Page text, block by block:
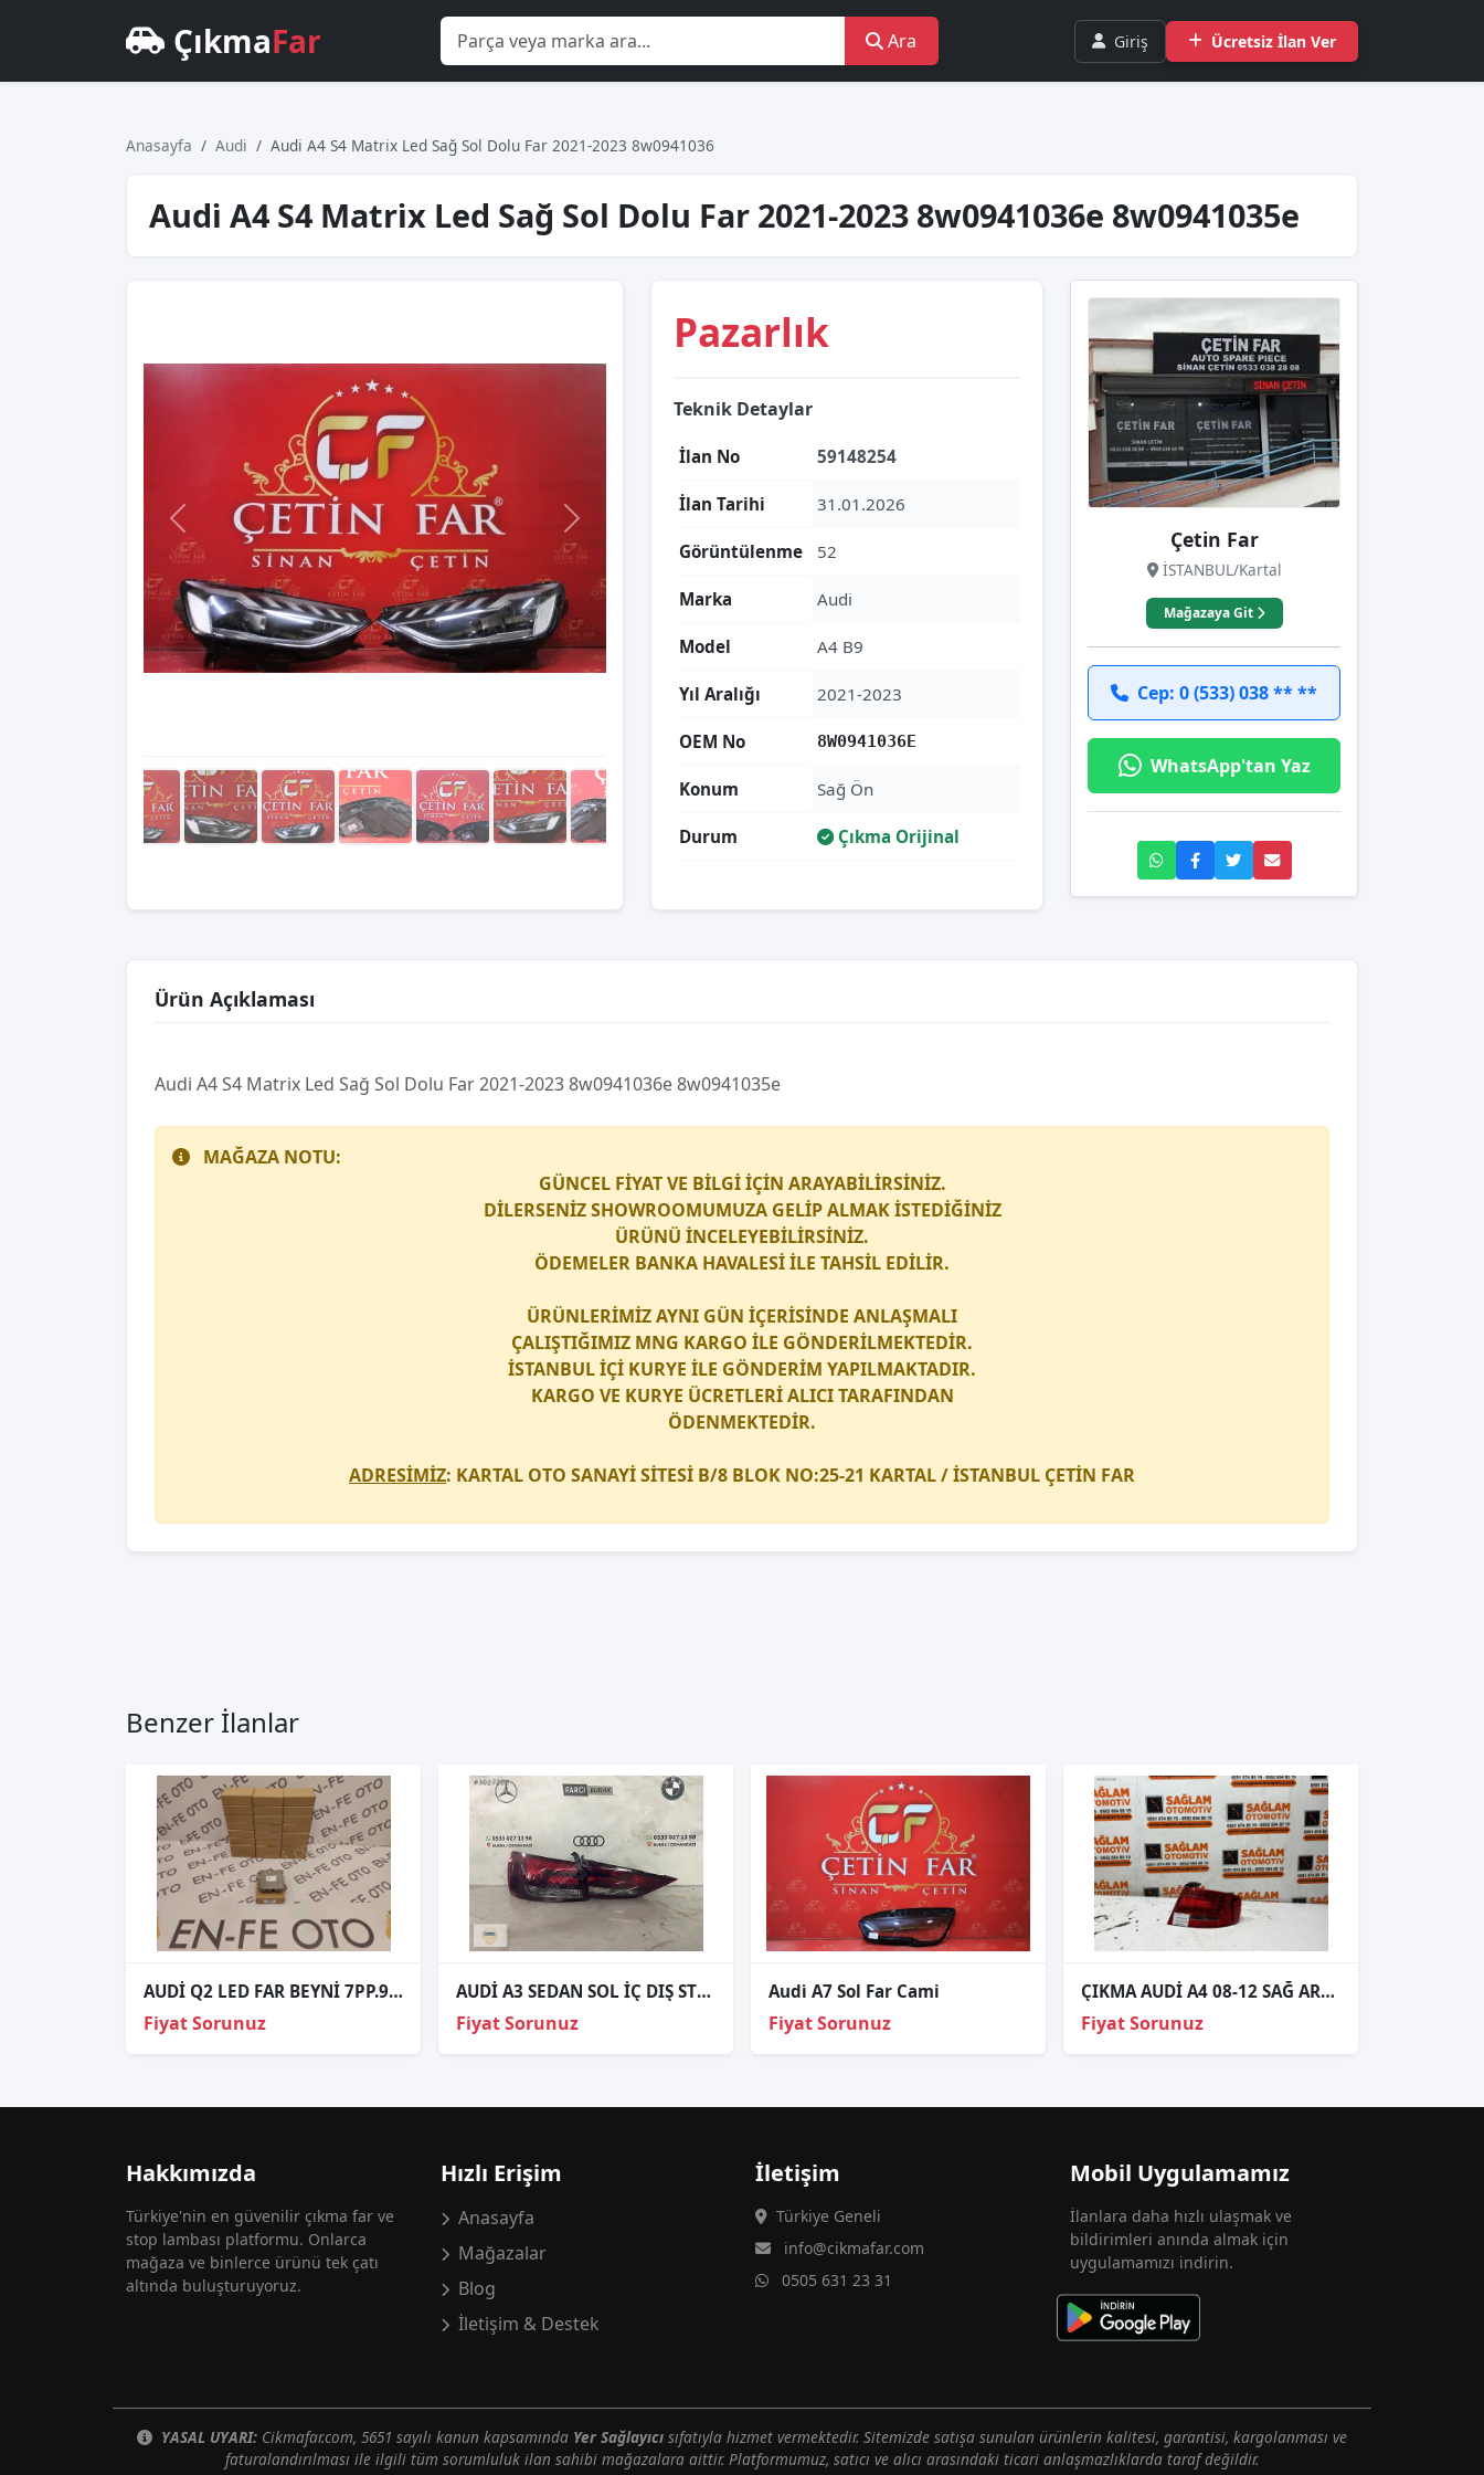
ÇıkmaFar Ara Giriş Ücretsiz İlan Ver
Anasayfa Audi Audi̇ A4 S4 Matri̇x Led Sağ Sol Dolu Far 2021-2023 8w0941036
Audi̇ A4 S4 Matri̇x Led Sağ Sol Dolu Far 2021-2023 8w0941036e 8w0941035e
Pazarlık
Teknik Detaylar
İlan No 59148254
İlan Tarihi 31.01.2026
Görüntülenme 52
Marka Audi
Model A4 B9
Yıl Aralığı 2021-2023
OEM No 8W0941036E
Konum Sağ Ön
Durum Çıkma Orijinal
Çetin Far
İSTANBUL/Kartal
Mağazaya Git
Cep: 0 (533) 038 ** **
WhatsApp'tan Yaz
Ürün Açıklaması
Audi̇ A4 S4 Matri̇x Led Sağ Sol Dolu Far 2021-2023 8w0941036e 8w0941035e
MAĞAZA NOTU:
GÜNCEL FİYAT VE BİLGİ İÇİN ARAYABİLİRSİNİZ.
DİLERSENİZ SHOWROOMUMUZA GELİP ALMAK İSTEDİĞİNİZ
ÜRÜNÜ İNCELEYEBİLİRSİNİZ.
ÖDEMELER BANKA HAVALESİ İLE TAHSİL EDİLİR.
ÜRÜNLERİMİZ AYNI GÜN İÇERİSİNDE ANLAŞMALI
ÇALIŞTIĞIMIZ MNG KARGO İLE GÖNDERİLMEKTEDİR.
İSTANBUL İÇİ KURYE İLE GÖNDERİM YAPILMAKTADIR.
KARGO VE KURYE ÜCRETLERİ ALICI TARAFINDAN
ÖDENMEKTEDİR.
ADRESİMİZ: KARTAL OTO SANAYİ SİTESİ B/8 BLOK NO:25-21 KARTAL / İSTANBUL ÇETİN FAR
Benzer İlanlar
AUDİ Q2 LED FAR BEYNİ 7PP.941.572.AB 7PP941572AB 7PP941572A
Fiyat Sorunuz
AUDİ A3 SEDAN SOL İÇ DIŞ STOP ORJİNAL
Fiyat Sorunuz
Audi̇ A7 Sol Far Cami
Fiyat Sorunuz
ÇIKMA AUDİ A4 08-12 SAĞ ARKA STOP 8K5945096D
Fiyat Sorunuz
Hakkımızda
Türkiye'nin en güvenilir çıkma far ve
stop lambası platformu. Onlarca
mağaza ve binlerce ürünü tek çatı
altında buluşturuyoruz.
Hızlı Erişim
Anasayfa
Mağazalar
Blog
İletişim & Destek
İletişim
Türkiye Geneli
info@cikmafar.com
0505 631 23 31
Mobil Uygulamamız
İlanlara daha hızlı ulaşmak ve
bildirimleri anında almak için
uygulamamızı indirin.
YASAL UYARI: Cikmafar.com, 5651 sayılı kanun kapsamında Yer Sağlayıcı sıfatıyla hizmet vermektedir. Sitemizde satışa sunulan ürünlerin kalitesi, garantisi, kargolanması ve
faturalandırılması ile ilgili tüm sorumluluk ilan sahibi mağazalara aittir. Platformumuz, satıcı ve alıcı arasındaki ticari anlaşmazlıklarda taraf değildir.